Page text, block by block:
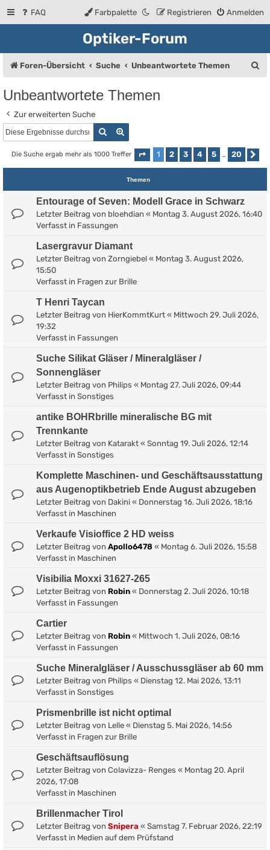
FAQ Anmelden
Registrieren
Farbpalette
Optiker-Forum
Foren-Übersicht Suche Unbeantwortete Themen
Unbeantwortete Themen
Zur erweiterten Suche
Suche
Die Suche ergab mehr als 1000 Treffer Seite 1von 20
1 2 3 4 5 … 20
Themen
Entourage of Seven: Modell Grace in Schwarz
Letzter Beitrag von bloehdian « Montag 3. August 2026, 16:40
Verfasst in Fassungen
Lasergravur Diamant
Letzter Beitrag von Zorngiebel « Montag 3. August 2026,
15:50
Verfasst in Fragen zur Brille
T Henri Taycan
Letzter Beitrag von HierKommtKurt « Mittwoch 29. Juli 2026,
19:32
Verfasst in Fassungen
Suche Silikat Gläser / Mineralgläser /
Sonnengläser
Letzter Beitrag von Philips « Montag 27. Juli 2026, 09:44
Verfasst in Sonstiges
antike BOHRbrille mineralische BG mit
Trennkante
Letzter Beitrag von Katarakt « Sonntag 19. Juli 2026, 12:14
Verfasst in Sonstiges
Komplette Maschinen- und Geschäftsausstattung
aus Augenoptikbetrieb Ende August abzugeben
Letzter Beitrag von Dakini « Donnerstag 16. Juli 2026, 18:16
Verfasst in Maschinen
Verkaufe Visioffice 2 HD weiss
Letzter Beitrag von Apollo6478 « Montag 6. Juli 2026, 15:58
Verfasst in Maschinen
Visibilia Moxxi 31627-265
Letzter Beitrag von Robin « Donnerstag 2. Juli 2026, 10:18
Verfasst in Fassungen
Cartier
Letzter Beitrag von Robin « Mittwoch 1. Juli 2026, 08:16
Verfasst in Fassungen
Suche Mineralgläser / Ausschussgläser ab 60 mm
Letzter Beitrag von Philips « Dienstag 12. Mai 2026, 13:11
Verfasst in Sonstiges
Prismenbrille ist nicht optimal
Letzter Beitrag von Lelle « Dienstag 5. Mai 2026, 14:56
Verfasst in Fragen zur Brille
Geschäftsauflösung
Letzter Beitrag von Colavizza- Renges « Montag 20. April
2026, 17:08
Verfasst in Maschinen
Brillenmacher Tirol
Letzter Beitrag von Snipera « Samstag 7. Februar 2026, 22:19
Verfasst in Medien auf dem Prüfstand